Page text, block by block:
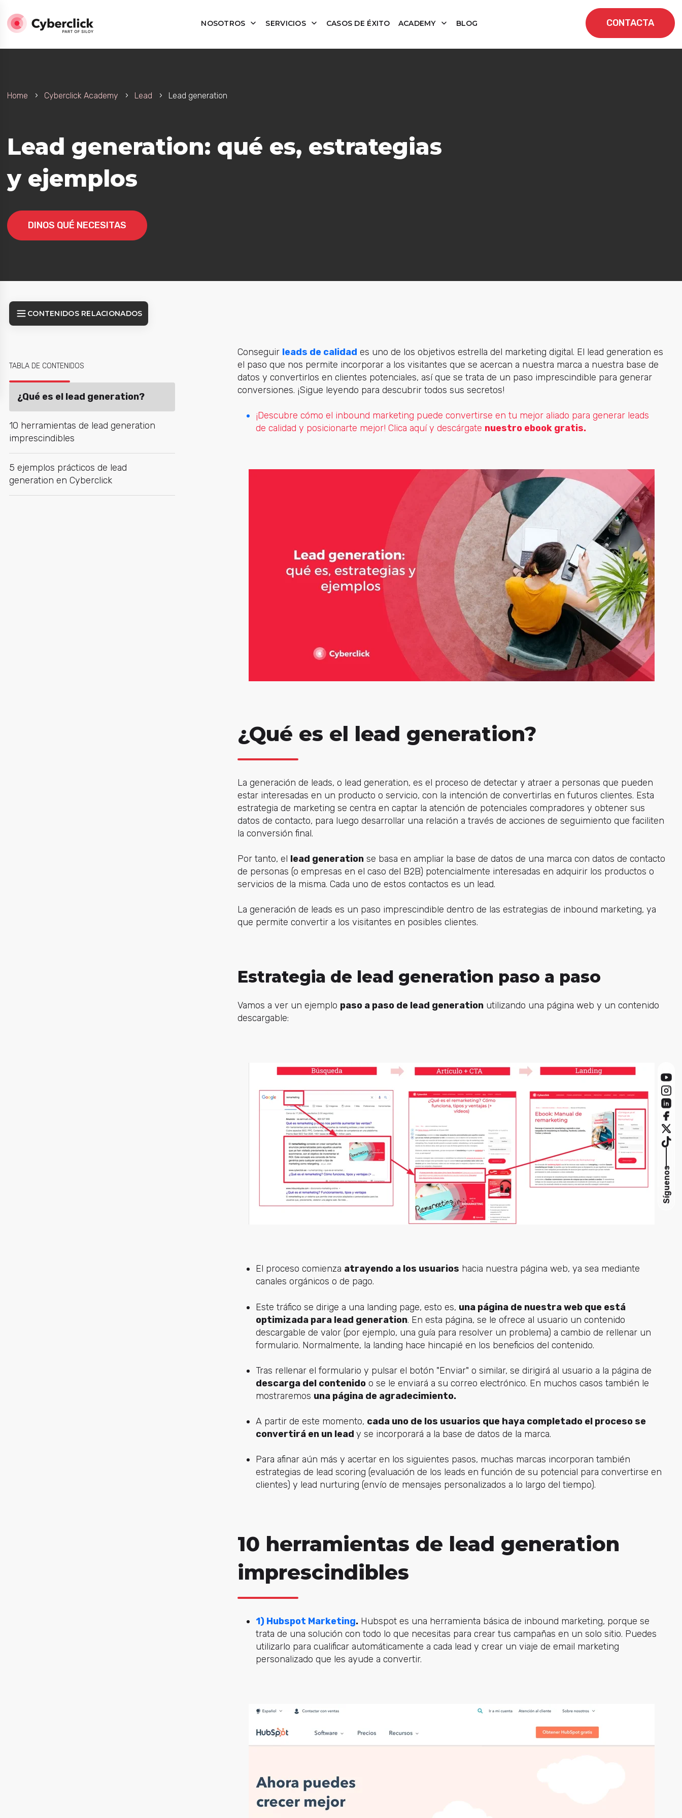
NOSOTROS SERVICIOS CASOS DE ÉXITO ACADEMY BLOG CONTACTA
Home Cyberclick Academy Lead Lead generation
Lead generation: qué es, estrategias
y ejemplos
DINOS QUÉ NECESITAS
CONTENIDOS RELACIONADOS
TABLA DE CONTENIDOS
¿Qué es el lead generation?
10 herramientas de lead generation
imprescindibles
5 ejemplos prácticos de lead
generation en Cyberclick
Conseguir leads de calidad es uno de los objetivos estrella del marketing digital. El lead generation es
el paso que nos permite incorporar a los visitantes que se acercan a nuestra marca a nuestra base de
datos y convertirlos en clientes potenciales, así que se trata de un paso imprescindible para generar
conversiones. ¡Sigue leyendo para descubrir todos sus secretos!
¡Descubre cómo el inbound marketing puede convertirse en tu mejor aliado para generar leads
de calidad y posicionarte mejor! Clica aquí y descárgate nuestro ebook gratis.
¿Qué es el lead generation?
La generación de leads, o lead generation, es el proceso de detectar y atraer a personas que pueden
estar interesadas en un producto o servicio, con la intención de convertirlas en futuros clientes. Esta
estrategia de marketing se centra en captar la atención de potenciales compradores y obtener sus
datos de contacto, para luego desarrollar una relación a través de acciones de seguimiento que faciliten
la conversión final.
Por tanto, el lead generationse basa en ampliar la base de datos de una marca con datos de contacto
de personas (o empresas en el caso del B2B) potencialmente interesadas en adquirir los productos o
servicios de la misma. Cada uno de estos contactos es un lead.
La generación de leads es un paso imprescindible dentro de las estrategias de inbound marketing, ya
que permite convertir a los visitantes en posibles clientes.
Estrategia de lead generation paso a paso
Vamos a ver un ejemplo paso a paso de lead generationutilizando una página web y un contenido
descargable:
El proceso comienza atrayendo a los usuarios hacia nuestra página web, ya sea mediante
canales orgánicos o de pago.
Este tráfico se dirige a una landing page, esto es, una página de nuestra web que está
optimizada para lead generation. En esta página, se le ofrece al usuario un contenido
descargable de valor (por ejemplo, una guía para resolver un problema) a cambio de rellenar un
formulario. Normalmente, la landing hace hincapié en los beneficios del contenido.
Tras rellenar el formulario y pulsar el botón "Enviar" o similar, se dirigirá al usuario a la página de
descarga del contenidoo se le enviará a su correo electrónico. En muchos casos también le
mostraremos una página de agradecimiento.
A partir de este momento, cada uno de los usuarios que haya completado el proceso se
convertirá en un lead y se incorporará a la base de datos de la marca.
Para afinar aún más y acertar en los siguientes pasos, muchas marcas incorporan también
estrategias de lead scoring (evaluación de los leads en función de su potencial para convertirse en
clientes) y lead nurturing (envío de mensajes personalizados a lo largo del tiempo).
10 herramientas de lead generation
imprescindibles
1) Hubspot Marketing.Hubspot es una herramienta básica de inbound marketing, porque se
trata de una solución con todo lo que necesitas para crear tus campañas en un solo sitio. Puedes
utilizarlo para cualificar automáticamente a cada lead y crear un viaje de email marketing
personalizado que les ayude a convertir.
Síguenos